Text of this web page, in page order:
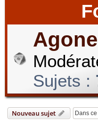
Agone
Sujets :
Nouveau sujet